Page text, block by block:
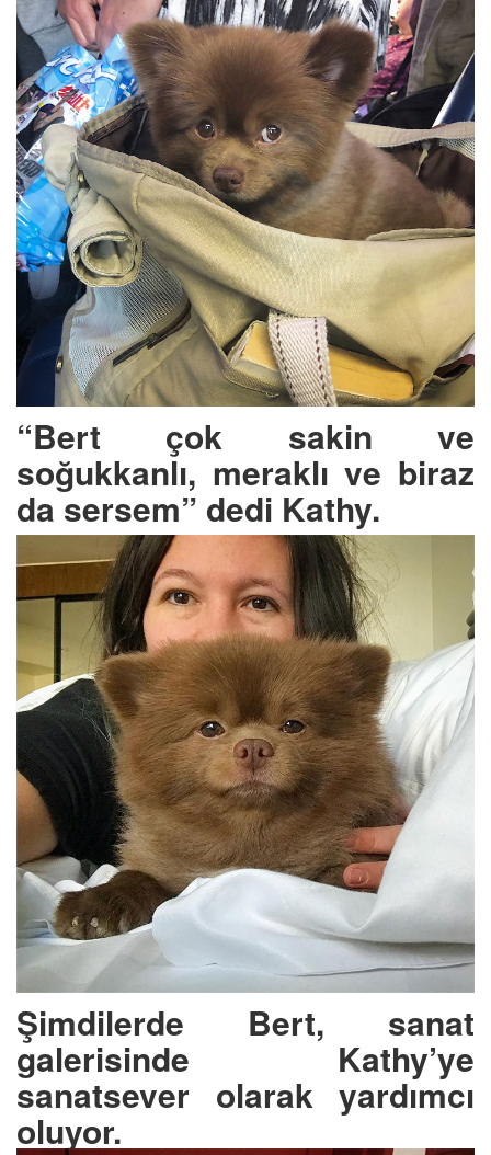
“Bert çok sakin ve
soğukkanlı, meraklı ve biraz
da sersem” dedi Kathy.
Şimdilerde Bert, sanat
galerisinde Kathy’ye
sanatsever olarak yardımcı
oluyor.